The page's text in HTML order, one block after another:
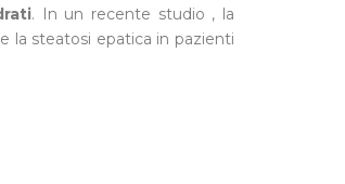
. In un recente studio , la
la steatosi epatica in pazienti